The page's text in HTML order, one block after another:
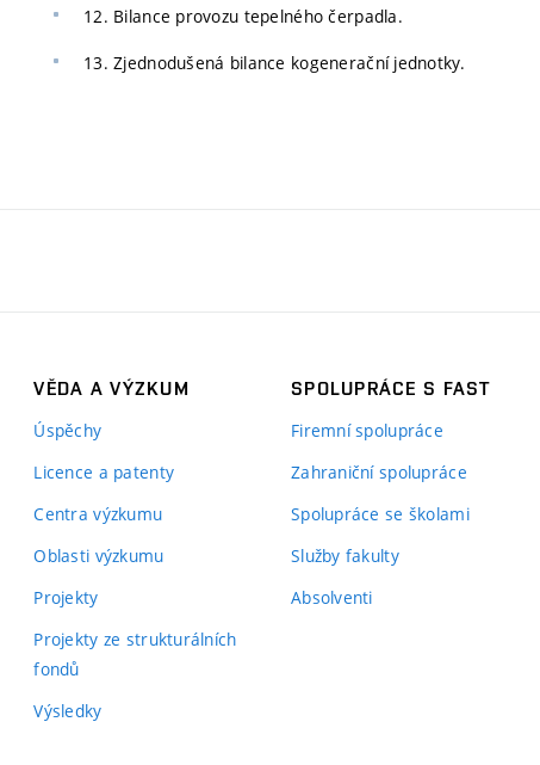
12. Bilance provozu tepelného čerpadla.
13. Zjednodušená bilance kogenerační jednotky.
VĚDA A VÝZKUM
Úspěchy
Licence a patenty
Centra výzkumu
Oblasti výzkumu
Projekty
Projekty ze strukturálních
fondů
Výsledky
SPOLUPRÁCE S FAST
Firemní spolupráce
Zahraniční spolupráce
Spolupráce se školami
Služby fakulty
Absolventi